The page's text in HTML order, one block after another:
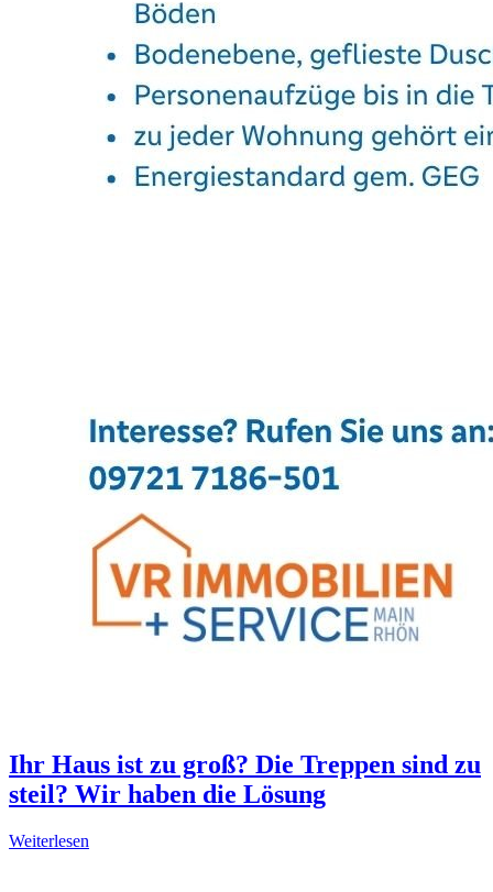
Ihr Haus ist zu groß? Die Treppen sind zu
steil? Wir haben die Lösung
Weiterlesen